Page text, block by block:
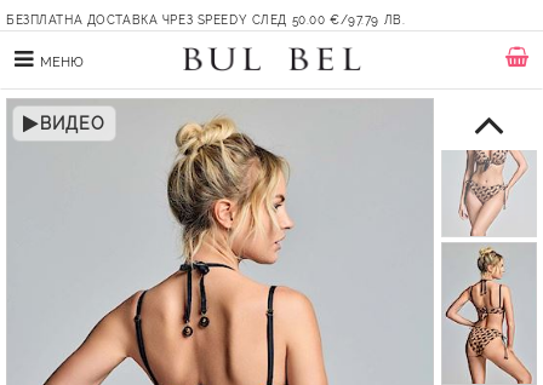
БЕЗПЛАТНА ДОСТАВКА ЧРЕЗ SPEEDY СЛЕД 50.00 €/97.79 ЛВ.
МЕНЮ
ВИДЕО